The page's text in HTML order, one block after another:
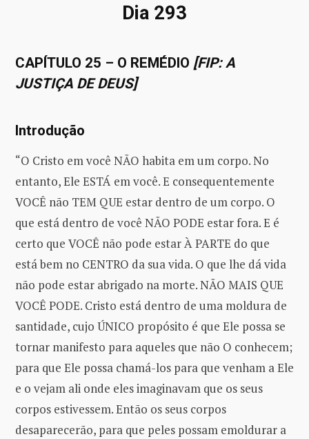
Dia 293
CAPÍTULO 25 – O REMÉDIO [FIP: A
JUSTIÇA DE DEUS]
Introdução
“O Cristo em você NÃO habita em um corpo. No
entanto, Ele ESTÁ em você. E consequentemente
VOCÊ não TEM QUE estar dentro de um corpo. O
que está dentro de você NÃO PODE estar fora. E é
certo que VOCÊ não pode estar À PARTE do que
está bem no CENTRO da sua vida. O que lhe dá vida
não pode estar abrigado na morte. NÃO MAIS QUE
VOCÊ PODE. Cristo está dentro de uma moldura de
santidade, cujo ÚNICO propósito é que Ele possa se
tornar manifesto para aqueles que não O conhecem;
para que Ele possa chamá-los para que venham a Ele
e o vejam ali onde eles imaginavam que os seus
corpos estivessem. Então os seus corpos
desaparecerão, para que peles possam emoldurar a